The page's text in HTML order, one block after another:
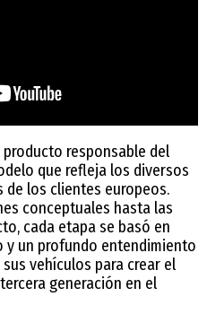
responsable del
que refleja los diversos
de los clientes europeos.
conceptuales hasta las
cada etapa se basó en
y un profundo entendimiento
vehículos para crear el
generación en el